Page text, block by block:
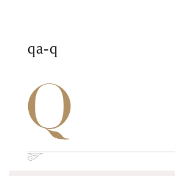
qa-q